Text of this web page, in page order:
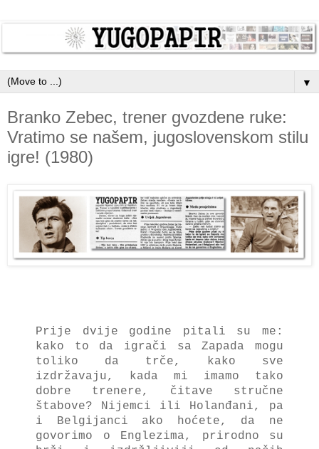
▼
Branko Zebec, trener gvozdene ruke:
Vratimo se našem, jugoslovenskom stilu
igre! (1980)
Prije dvije godine pitali su me:
kako to da igrači sa Zapada mogu
toliko da trče, kako sve
izdržavaju, kada mi imamo tako
dobre trenere, čitave stručne
štabove? Nijemci ili Holanđani, pa
i Belgijanci ako hoćete, da ne
govorimo o Englezima, prirodno su